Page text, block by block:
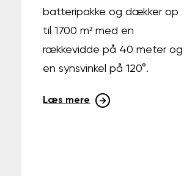
batteripakke og dækker op
til 1700 m² med en
rækkevidde på 40 meter og
en synsvinkel på 120°.
Læs mere